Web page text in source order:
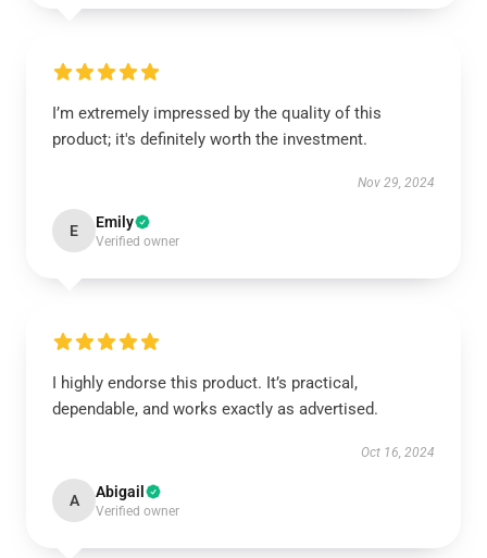
I’m extremely impressed by the quality of this
product; it's definitely worth the investment.
Nov 29, 2024
E Emily
Verified owner
I highly endorse this product. It’s practical,
dependable, and works exactly as advertised.
Oct 16, 2024
A Abigail
Verified owner